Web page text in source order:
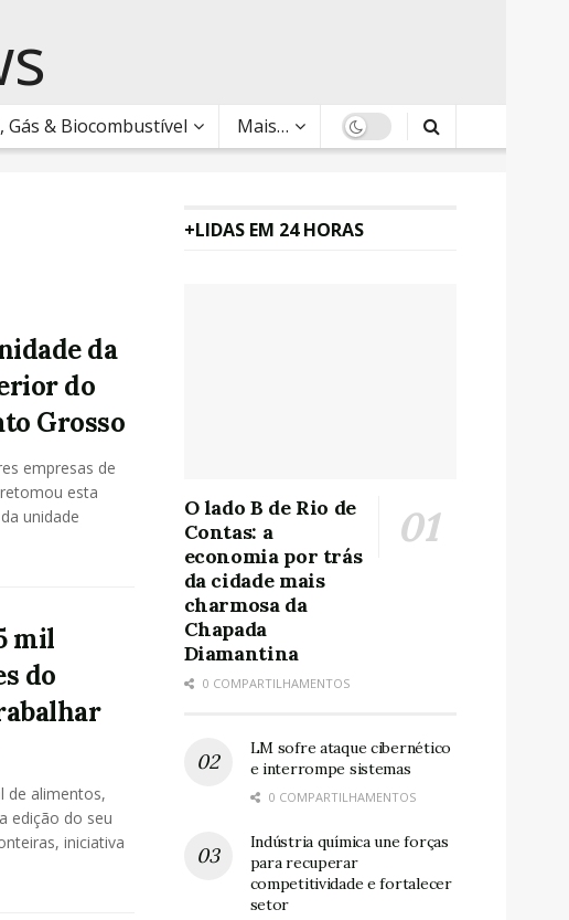
Gás & Biocombustível Mais…
da
do
Grosso
empresas de
esta
unidade
mil
do
de alimentos,
edição do seu
iniciativa
+LIDAS EM 24 HORAS
O lado B de Rio de
Contas: a
economia por trás
da cidade mais
charmosa da
Chapada
Diamantina
0 COMPARTILHAMENTOS
LM sofre ataque cibernético
e interrompe sistemas
0 COMPARTILHAMENTOS
Indústria química une forças
para recuperar
competitividade e fortalecer
setor